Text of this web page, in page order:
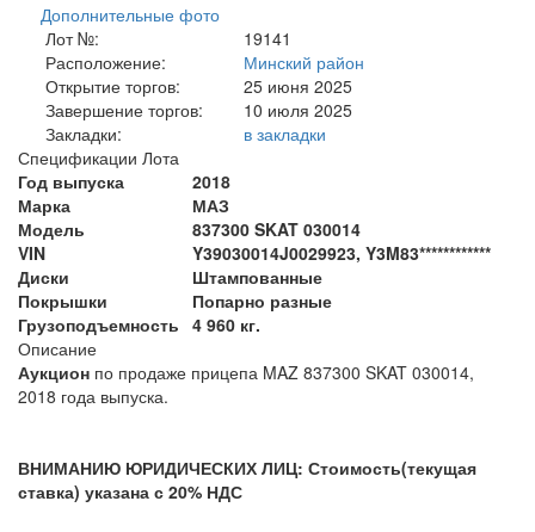
Дополнительные фото
Лот №:
19141
Расположение:
Минский район
Открытие торгов:
25 июня 2025
Завершение торгов:
10 июля 2025
Закладки:
в закладки
Спецификации Лота
Год выпуска
2018
Марка
МАЗ
Модель
837300 SKAT 030014
VIN
Y39030014J0029923, Y3M83************
Диски
Штампованные
Покрышки
Попарно разные
Грузоподъемность 4 960 кг.
Описание
Аукцион по продаже прицепа MAZ 837300 SKAT 030014,
2018 года выпуска.
ВНИМАНИЮ ЮРИДИЧЕСКИХ ЛИЦ: Стоимость(текущая
ставка) указана с 20% НДС